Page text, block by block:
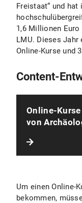
Freistaat“ und hat
1,6 Millionen
LMU. Dieses Jahr
Online-Kurse und
Content-
Online-
von
Um einen Online-
bekommen,